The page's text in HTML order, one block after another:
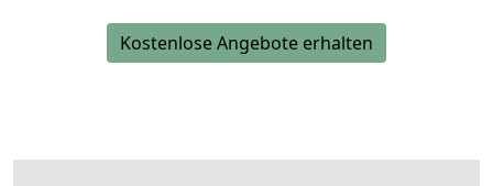
Kostenlose Angebote erhalten